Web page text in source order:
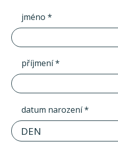
jméno *
příjmení *
datum narození *
DEN